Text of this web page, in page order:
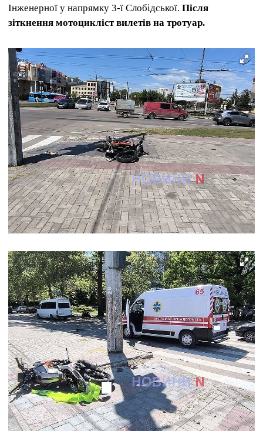
Інженерної у напрямку 3-ї Слобідської. Після
зіткнення мотоцикліст вилетів на тротуар.